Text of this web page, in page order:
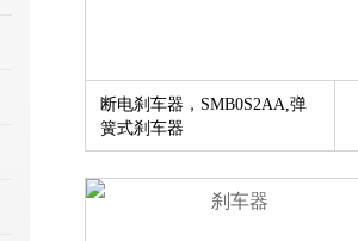
断电刹车器，SMB0S2AA,弹
簧式刹车器